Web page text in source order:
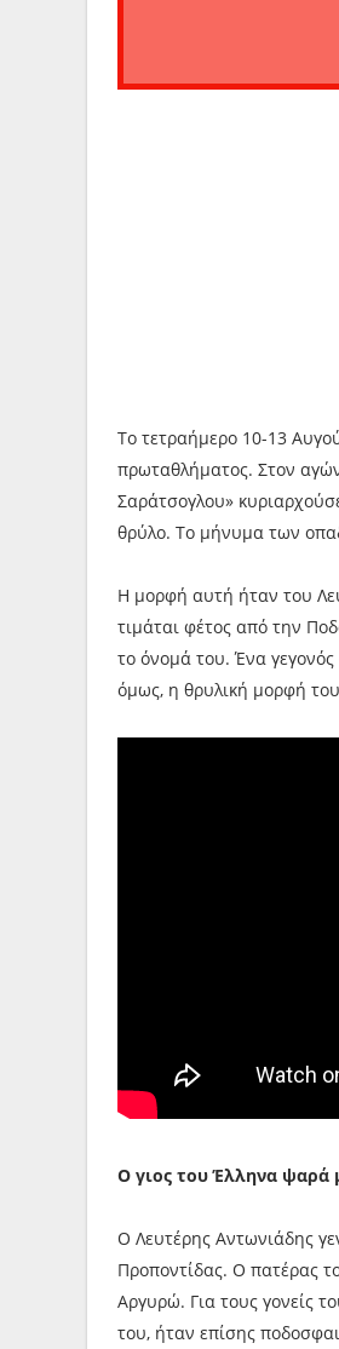
Το τετραήμερο 10-13
πρωταθλήματος. Στον
Σαράτσογλου»
θρύλο. Το μήνυμα των
Η μορφή αυτή ήταν του
τιμάται φέτος από την
το όνομά του. Ένα
όμως, η θρυλική μορφή
Ο γιος του Έλληνα ψαρά
O Λευτέρης Αντωνιάδης
Προποντίδας. Ο πατέρας
Αργυρώ. Για τους γονείς
του, ήταν επίσης